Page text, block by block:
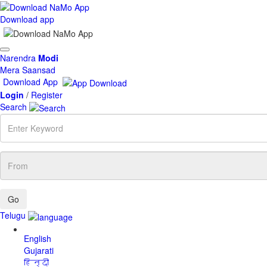
Download app
Toggle
navigation
Narendra Modi
Mera Saansad
Download App
Login / Register
Search
Enter
Keyword
From
Telugu
English
Gujarati
हिन्दी